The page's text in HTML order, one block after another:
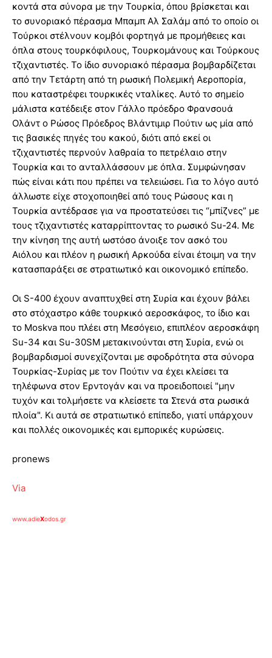
κοντά στα σύνορα με την Τουρκία, όπου βρίσκεται και
το συνοριακό πέρασμα Μπαμπ Αλ Σαλάμ από το οποίο οι
Τούρκοι στέλνουν κομβόι φορτηγά με προμήθειες και
όπλα στους τουρκόφιλους, Τουρκομάνους και Τούρκους
τζιχαντιστές. Το ίδιο συνοριακό πέρασμα βομβαρδίζεται
από την Τετάρτη από τη ρωσική Πολεμική Αεροπορία,
που καταστρέφει τουρκικές νταλίκες. Αυτό το σημείο
μάλιστα κατέδειξε στον Γάλλο πρόεδρο Φρανσουά
Ολάντ ο Ρώσος Πρόεδρος Βλάντιμιρ Πούτιν ως μία από
τις βασικές πηγές του κακού, διότι από εκεί οι
τζιχαντιστές περνούν λαθραία το πετρέλαιο στην
Τουρκία και το ανταλλάσσουν με όπλα. Συμφώνησαν
πώς είναι κάτι που πρέπει να τελειώσει. Για το λόγο αυτό
άλλωστε είχε στοχοποιηθεί από τους Ρώσους και η
Τουρκία αντέδρασε για να προστατεύσει τις “μπίζνες” με
τους τζιχαντιστές καταρρίπτοντας το ρωσικό Su-24. Με
την κίνηση της αυτή ωστόσο άνοιξε τον ασκό του
Αιόλου και πλέον η ρωσική Αρκούδα είναι έτοιμη να την
κατασπαράξει σε στρατιωτικό και οικονομικό επίπεδο.
Οι S-400 έχουν αναπτυχθεί στη Συρία και έχουν βάλει
στο στόχαστρο κάθε τουρκικό αεροσκάφος, το ίδιο και
το Moskva που πλέει στη Μεσόγειο, επιπλέον αεροσκάφη
Su-34 και Su-30SM μετακινούνται στη Συρία, ενώ οι
βομβαρδισμοί συνεχίζονται με σφοδρότητα στα σύνορα
Τουρκίας-Συρίας με τον Πούτιν να έχει κλείσει τα
τηλέφωνα στον Ερντογάν και να προειδοποιεί "μην
τυχόν και τολμήσετε να κλείσετε τα Στενά στα ρωσικά
πλοία". Κι αυτά σε στρατιωτικό επίπεδο, γιατί υπάρχουν
και πολλές οικονομικές και εμπορικές κυρώσεις.
pronews
Via
www.adieXodos.gr